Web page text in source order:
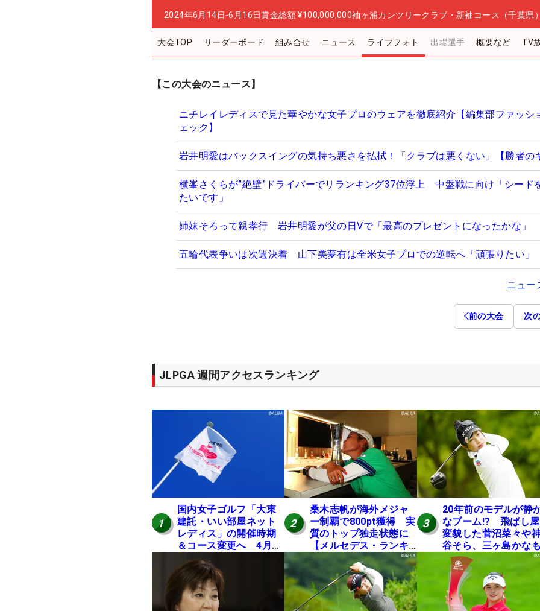
2024年6月14日-6月16日賞金総額 ¥100,000,000袖ヶ浦カンツリークラブ・新袖コース（千葉県
大会TOP リーダーボード 組み合せ ニュース ライブフォト 出場選手 概要など TV
【この大会のニュース】
ニチレイレディスで見た華やかな女子プロのウェアを徹底紹介【編集部ファッシ
ェック】
岩井明愛はバックスイングの気持ち悪さを払拭！「クラブは悪くない」【勝者の
横峯さくらが”絶壁”ドライバーでリランキング37位浮上 中盤戦に向け「シード
たいです」
姉妹そろって親孝行 岩井明愛が父の日Vで「最高のプレゼントになったかな」
五輪代表争いは次週決着 山下美夢有は全米女子プロでの逆転へ「頑張りたい」
ニュー
前の大会 次
JLPGA 週間アクセスランキング
1
国内女子ゴルフ「大東
建託・いい部屋ネット
レディス」の開催時期
＆コース変更へ 4月に
岐阜で開催
2
桑木志帆が海外メジャ
ー制覇で800pt獲得 実
質のトップ独走状態に
【メルセデス・ランキ
ング番外編】
3
20年前のモデルが静
なブーム!? 飛ばし
変貌した菅沼菜々や
谷そら、三ヶ島かな
使う“名器”が人気な理
由【ツアープロたち
の“飛ばしギア”】